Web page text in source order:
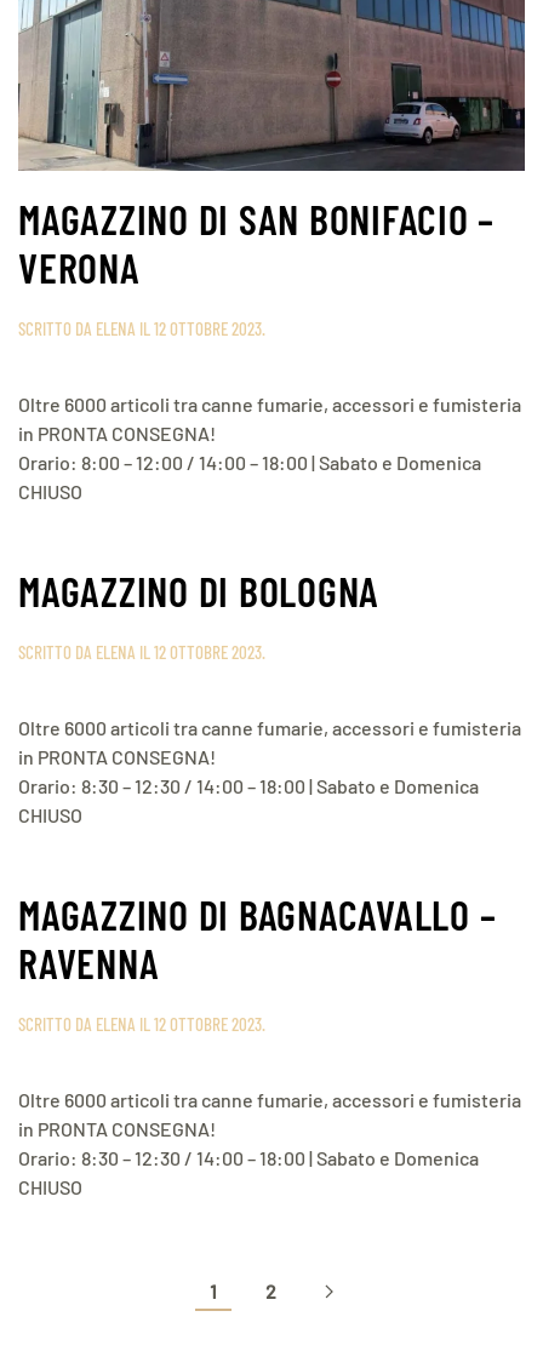
MAGAZZINO DI SAN BONIFACIO –
VERONA
SCRITTO DA ELENA IL12 OTTOBRE 2023.
Oltre 6000 articoli tra canne fumarie, accessori e fumisteria
in PRONTA CONSEGNA!
Orario: 8:00 – 12:00 / 14:00 – 18:00 | Sabato e Domenica
CHIUSO
MAGAZZINO DI BOLOGNA
SCRITTO DA ELENA IL12 OTTOBRE 2023.
Oltre 6000 articoli tra canne fumarie, accessori e fumisteria
in PRONTA CONSEGNA!
Orario: 8:30 – 12:30 / 14:00 – 18:00 | Sabato e Domenica
CHIUSO
MAGAZZINO DI BAGNACAVALLO –
RAVENNA
SCRITTO DA ELENA IL12 OTTOBRE 2023.
Oltre 6000 articoli tra canne fumarie, accessori e fumisteria
in PRONTA CONSEGNA!
Orario: 8:30 – 12:30 / 14:00 – 18:00 | Sabato e Domenica
CHIUSO
1 2